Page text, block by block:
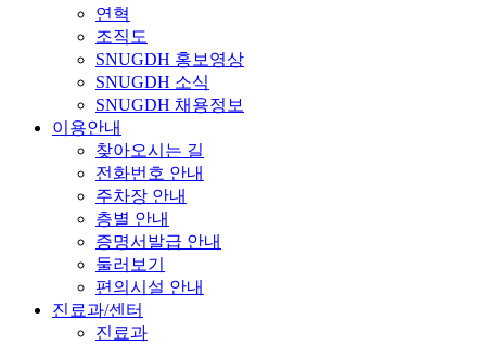
연혁
조직도
SNUGDH 홍보영상
SNUGDH 소식
SNUGDH 채용정보
이용안내
찾아오시는 길
전화번호 안내
주차장 안내
층별 안내
증명서발급 안내
둘러보기
편의시설 안내
진료과/센터
진료과